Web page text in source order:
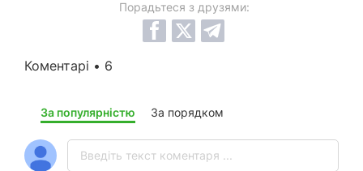
Порадьтеся з друзями:
Коментарі • 6
За популярністю За порядком